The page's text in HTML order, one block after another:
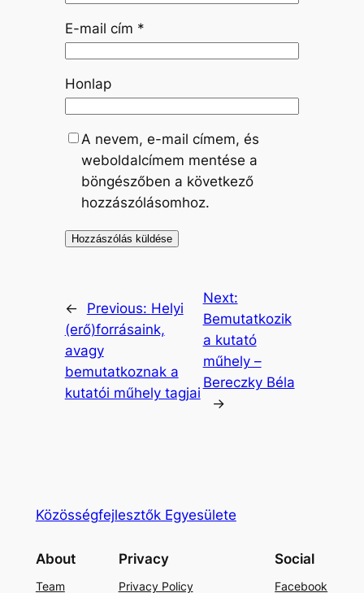
E-mail cím *
Honlap
A nevem, e-mail címem, és
weboldalcímem mentése a
böngészőben a következő
hozzászólásomhoz.
← Previous: Helyi
(erő)forrásaink,
avagy
bemutatkoznak a
kutatói műhely tagjai
Next:
Bemutatkozik
a kutató
műhely –
Bereczky Béla
→
Közösségfejlesztők Egyesülete
About
Team
Privacy
Privacy Policy
Social
Facebook